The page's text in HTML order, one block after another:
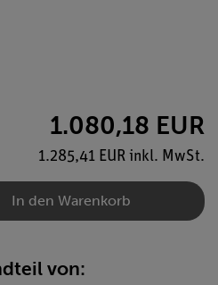
1.080,18 EUR
1.285,41 EUR inkl. MwSt.
In den Warenkorb
von: